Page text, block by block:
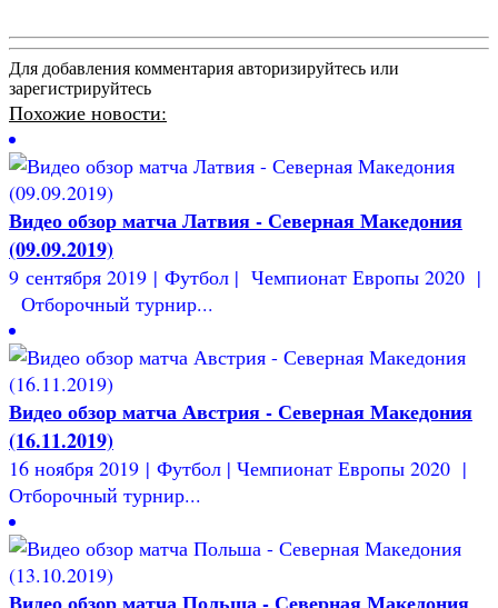
Для добавления комментария авторизируйтесь или
зарегистрируйтесь
Похожие новости:
Видео обзор матча Латвия - Северная Македония
(09.09.2019)
9 сентября 2019 | Футбол | Чемпионат Европы 2020 |
Отборочный турнир...
Видео обзор матча Австрия - Северная Македония
(16.11.2019)
16 ноября 2019 | Футбол | Чемпионат Европы 2020 |
Отборочный турнир...